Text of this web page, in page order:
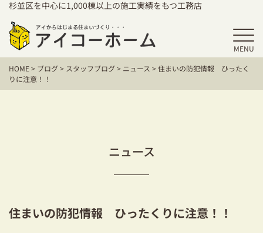
杉並区を中心に1,000棟以上の施工実績をもつ工務店
MENU
HOME
保証／アフターサポート
二世帯住宅をお考えの方
HOME> ブログ> スタッフブログ> ニュース >住まいの防犯情報 ひったく
りに注意！！
ニュース
住まいの防犯情報 ひったくりに注意！！